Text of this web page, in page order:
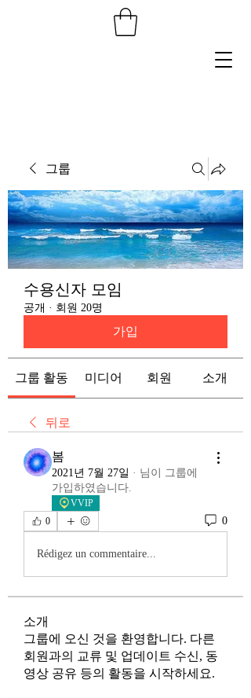
그룹
수용신자 모임
공개 · 회원 20명
가입
그룹 활동 미디어 회원 소개
뒤로
봄
2021년 7월 27일 · 님이 그룹에
가입하였습니다.
VVIP
0
0
Rédigez un commentaire...
소개
그룹에 오신 것을 환영합니다. 다른
회원과의 교류 및 업데이트 수신, 동
영상 공유 등의 활동을 시작하세요.